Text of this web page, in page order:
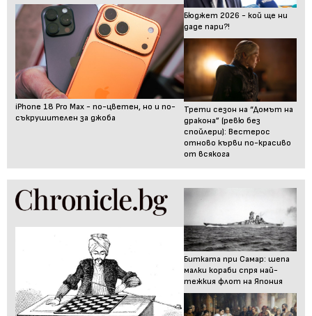
iPhone 18 Pro Max - по-цветен, но и по-
съкрушителен за джоба
Бюджет 2026 - кой ще ни
даде пари?!
Трети сезон на “Домът на
дракона” (ревю без
спойлери): Вестерос
отново кърви по-красиво
от всякога
Битката при Самар: шепа
малки кораби спря най-
тежкия флот на Япония